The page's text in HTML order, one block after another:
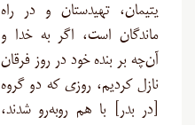
یتیمان، تهیدستان و در راه
ماندگان است، اگر به خدا و
آن‌چه بر بنده خود در روز فرقان
نازل کردیم، روزی که دو گروه
[در بدر] با هم روبه‌رو شدند،